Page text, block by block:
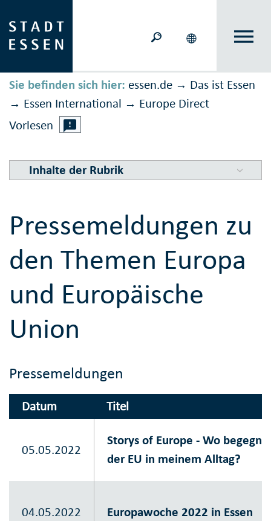
Sie befinden sich hier: essen.de → Das ist Essen
→ Essen International → Europe Direct
Vorlesen
Inhalte der Rubrik
Pressemeldungen zu
den Themen Europa
und Europäische
Union
Pressemeldungen
Datum Titel
05.05.2022
Storys of Europe - Wo
der EU in meinem Alltag?
04.05.2022 Europawoche 2022 in Essen